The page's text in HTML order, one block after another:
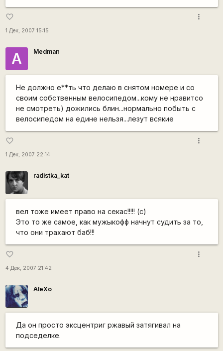
favorite_border
1 Дек, 2007 15:15
more_vert
А Medman
Не должно е**ть что делаю в снятом номере и со
своим собственным велосипедом...кому не нравитсо
не смотреть) дожились блин...нормально побыть с
велосипедом на едине нельзя...лезут всякие
favorite_border
1 Дек, 2007 22:14
more_vert
radistka_kat
вел тоже имеет право на секас!!!!! (с)
Это то же самое, как мужыкофф начнут судить за то,
что они трахают баб!!!
favorite_border
4 Дек, 2007 21:42
more_vert
AleXo
Да он просто эксцентриг ржавый затягивал на
подседелке.